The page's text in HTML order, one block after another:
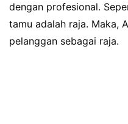
dengan profesional.
tamu adalah raja. Maka,
pelanggan sebagai raja.